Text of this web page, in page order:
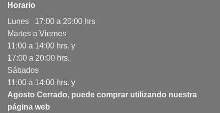
Horario
Lunes 17:00 a 20:00 hrs
Martes a Viernes
11:00 a 14:00 hrs. y
17:00 a 20:00 hrs.
Sábados
11:00 a 14:00 hrs. y
Agosto Cerrado, puede comprar utilizando nuestra
página web